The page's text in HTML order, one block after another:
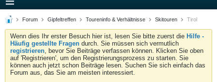
Forum Gipfeltreffen Toureninfo & Verhältnisse Skitouren Tirol
Wenn dies Ihr erster Besuch hier ist, lesen Sie bitte zuerst die Hilfe -
Häufig gestellte Fragen durch. Sie müssen sich vermutlich
registrieren, bevor Sie Beiträge verfassen können. Klicken Sie oben
auf 'Registrieren', um den Registrierungsprozess zu starten. Sie
können auch jetzt schon Beiträge lesen. Suchen Sie sich einfach das
Forum aus, das Sie am meisten interessiert.